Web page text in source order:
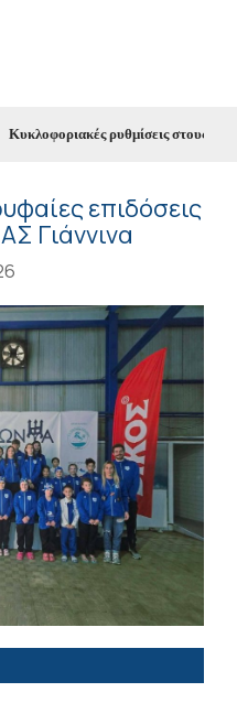
ρυθμίσεις στους
επιδόσεις
Γιάννινα